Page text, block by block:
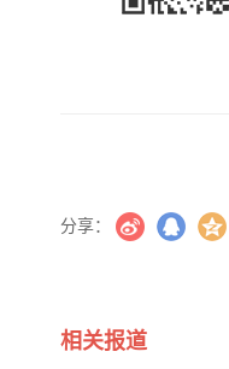
分享：
相关报道